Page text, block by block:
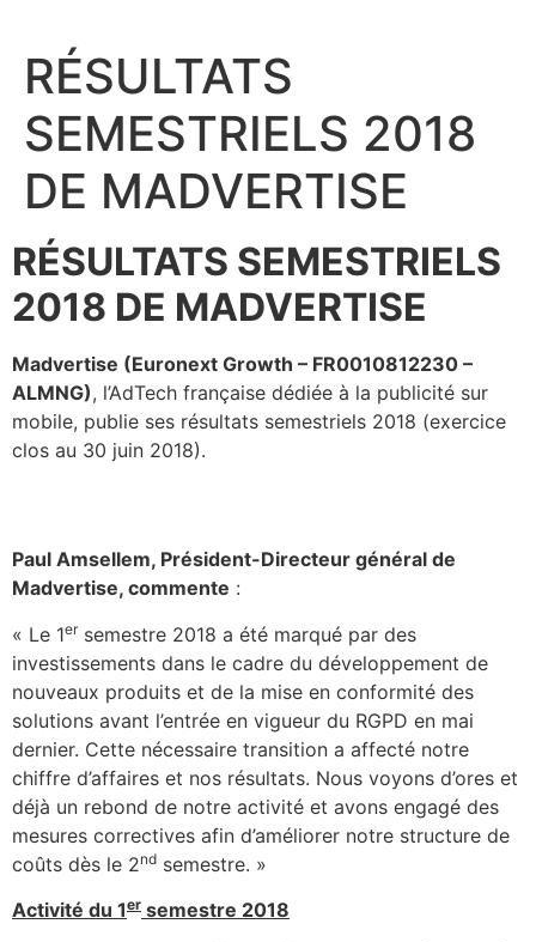
contenu
RÉSULTATS
SEMESTRIELS 2018
DE MADVERTISE
RÉSULTATS SEMESTRIELS
2018 DE MADVERTISE
Madvertise (Euronext Growth – FR0010812230 –
ALMNG), l’AdTech française dédiée à la publicité sur
mobile, publie ses résultats semestriels 2018 (exercice
clos au 30 juin 2018).
Paul Amsellem, Président-Directeur général de
Madvertise, commente :
« Le 1ersemestre 2018 a été marqué par des
investissements dans le cadre du développement de
nouveaux produits et de la mise en conformité des
solutions avant l’entrée en vigueur du RGPD en mai
dernier. Cette nécessaire transition a affecté notre
chiffre d’affaires et nos résultats. Nous voyons d’ores et
déjà un rebond de notre activité et avons engagé des
mesures correctives afin d’améliorer notre structure de
coûts dès le 2nd semestre. »
Activité du 1er semestre 2018